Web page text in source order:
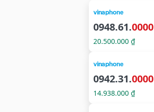
0948.61.0000
20.500.000 ₫
0942.31.0000
14.938.000 ₫